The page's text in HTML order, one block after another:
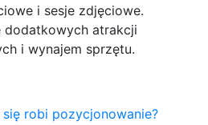
i sesje zdjęciowe.
dodatkowych atrakcji
i wynajem sprzętu.
się robi pozycjonowanie?